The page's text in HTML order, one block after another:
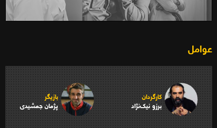
عوامل
کارگردان
برزو نیک‌نژاد
بازیگر
پژمان جمشیدی